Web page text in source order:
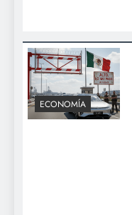
ECONOMÍA